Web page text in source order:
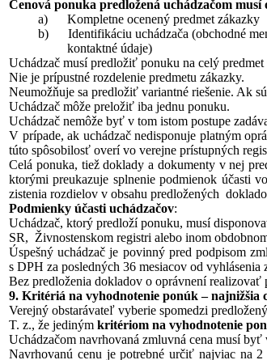
Cenová ponuka predložená uchádzačom musí
a) Kompletne ocenený predmet zákazky
b) Identifikáciu uchádzača (obchodné
kontaktné údaje)
Uchádzač musí predložiť ponuku na celý
Nie je prípustné rozdelenie predmetu zákazky.
Neumožňuje sa predložiť variantné riešenie. Ak
Uchádzač môže preložiť iba jednu ponuku.
Uchádzač nemôže byť v tom istom postupe
V prípade, ak uchádzač nedisponuje platným
túto spôsobilosť overí vo verejne prístupných
Celá ponuka, tiež doklady a dokumenty v nej
ktorými preukazuje splnenie podmienok účasti
zistenia rozdielov v obsahu predložených
Podmienky účasti uchádzačov:
Uchádzač, ktorý predloží ponuku, musí
SR, Živnostenskom registri alebo inom
Úspešný uchádzač je povinný pred podpisom
s DPH za posledných 36 mesiacov od vyhlásenia
Bez predloženia dokladov o oprávnení realizovať
9. Kritériá na vyhodnotenie ponúk – najnižšia
Verejný obstarávateľ vyberie spomedzi
T. z., že jediným kritériom na vyhodnotenie
Uchádzačom navrhovaná zmluvná cena musí byť
Navrhovanú cenu je potrebné určiť najviac na